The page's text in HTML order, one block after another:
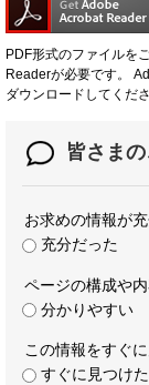
PDF形式のファイルを
Readerが必要です。
ダウンロードしてくだ
皆さま
お求めの情報が
充分だった
ページの構成や
分かりやすい
この情報をすぐ
すぐに見つけた